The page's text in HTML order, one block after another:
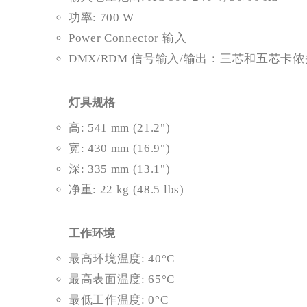
功率: 700 W
Power Connector 输入
DMX/RDM 信号输入/输出：三芯和五芯卡
灯具规格
高: 541 mm (21.2")
宽: 430 mm (16.9")
深: 335 mm (13.1")
净重: 22 kg (48.5 lbs)
工作环境
最高环境温度: 40°C
最高表面温度: 65°C
最低工作温度: 0°C